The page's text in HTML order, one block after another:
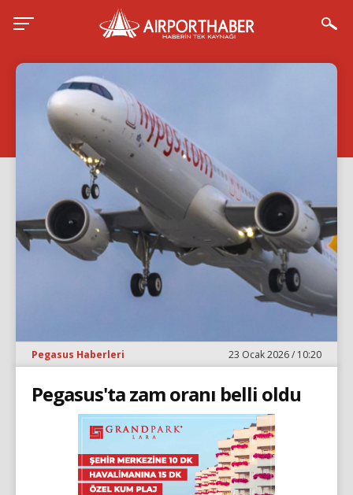
Pegasus Haberleri 23 Ocak 2026 / 10:20
Pegasus'ta zam oranı belli oldu